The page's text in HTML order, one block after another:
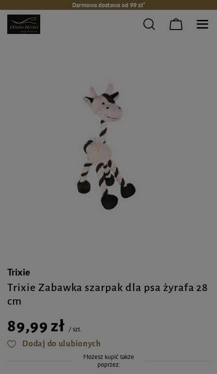
Darmowa dostawa od 99 zł*
Trixie
Trixie Zabawka szarpak dla psa żyrafa 28
cm
89,99 zł /szt.
Dodaj do ulubionych
Możesz kupić także
poprzez: